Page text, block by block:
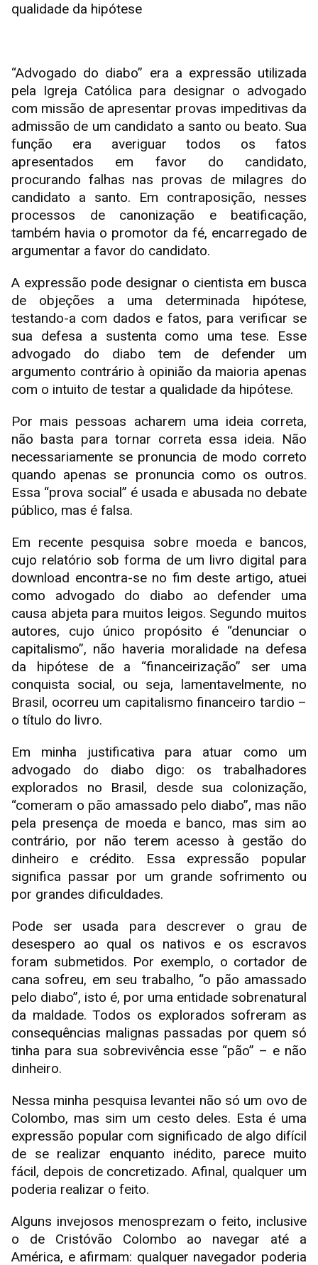
qualidade da hipótese
“Advogado do diabo” era a expressão utilizada
pela Igreja Católica para designar o advogado
com missão de apresentar provas impeditivas da
admissão de um candidato a santo ou beato. Sua
função era averiguar todos os fatos
apresentados em favor do candidato,
procurando falhas nas provas de milagres do
candidato a santo. Em contraposição, nesses
processos de canonização e beatificação,
também havia o promotor da fé, encarregado de
argumentar a favor do candidato.
A expressão pode designar o cientista em busca
de objeções a uma determinada hipótese,
testando-a com dados e fatos, para verificar se
sua defesa a sustenta como uma tese. Esse
advogado do diabo tem de defender um
argumento contrário à opinião da maioria apenas
com o intuito de testar a qualidade da hipótese.
Por mais pessoas acharem uma ideia correta,
não basta para tornar correta essa ideia. Não
necessariamente se pronuncia de modo correto
quando apenas se pronuncia como os outros.
Essa “prova social” é usada e abusada no debate
público, mas é falsa.
Em recente pesquisa sobre moeda e bancos,
cujo relatório sob forma de um livro digital para
download encontra-se no fim deste artigo, atuei
como advogado do diabo ao defender uma
causa abjeta para muitos leigos. Segundo muitos
autores, cujo único propósito é “denunciar o
capitalismo”, não haveria moralidade na defesa
da hipótese de a “financeirização” ser uma
conquista social, ou seja, lamentavelmente, no
Brasil, ocorreu um capitalismo financeiro tardio –
o título do livro.
Em minha justificativa para atuar como um
advogado do diabo digo: os trabalhadores
explorados no Brasil, desde sua colonização,
“comeram o pão amassado pelo diabo”, mas não
pela presença de moeda e banco, mas sim ao
contrário, por não terem acesso à gestão do
dinheiro e crédito. Essa expressão popular
significa passar por um grande sofrimento ou
por grandes dificuldades.
Pode ser usada para descrever o grau de
desespero ao qual os nativos e os escravos
foram submetidos. Por exemplo, o cortador de
cana sofreu, em seu trabalho, “o pão amassado
pelo diabo”, isto é, por uma entidade sobrenatural
da maldade. Todos os explorados sofreram as
consequências malignas passadas por quem só
tinha para sua sobrevivência esse “pão” – e não
dinheiro.
Nessa minha pesquisa levantei não só um ovo de
Colombo, mas sim um cesto deles. Esta é uma
expressão popular com significado de algo difícil
de se realizar enquanto inédito, parece muito
fácil, depois de concretizado. Afinal, qualquer um
poderia realizar o feito.
Alguns invejosos menosprezam o feito, inclusive
o de Cristóvão Colombo ao navegar até a
América, e afirmam: qualquer navegador poderia